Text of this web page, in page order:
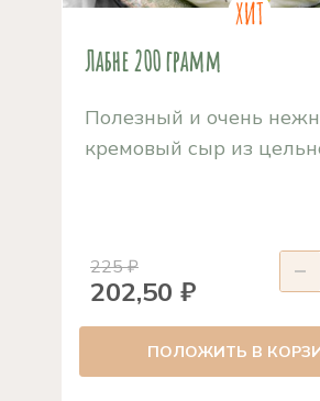
Лабне 200 грамм
Полезный и очень
кремовый сыр из
225 ₽
202,50 ₽
ПОЛОЖИТЬ В